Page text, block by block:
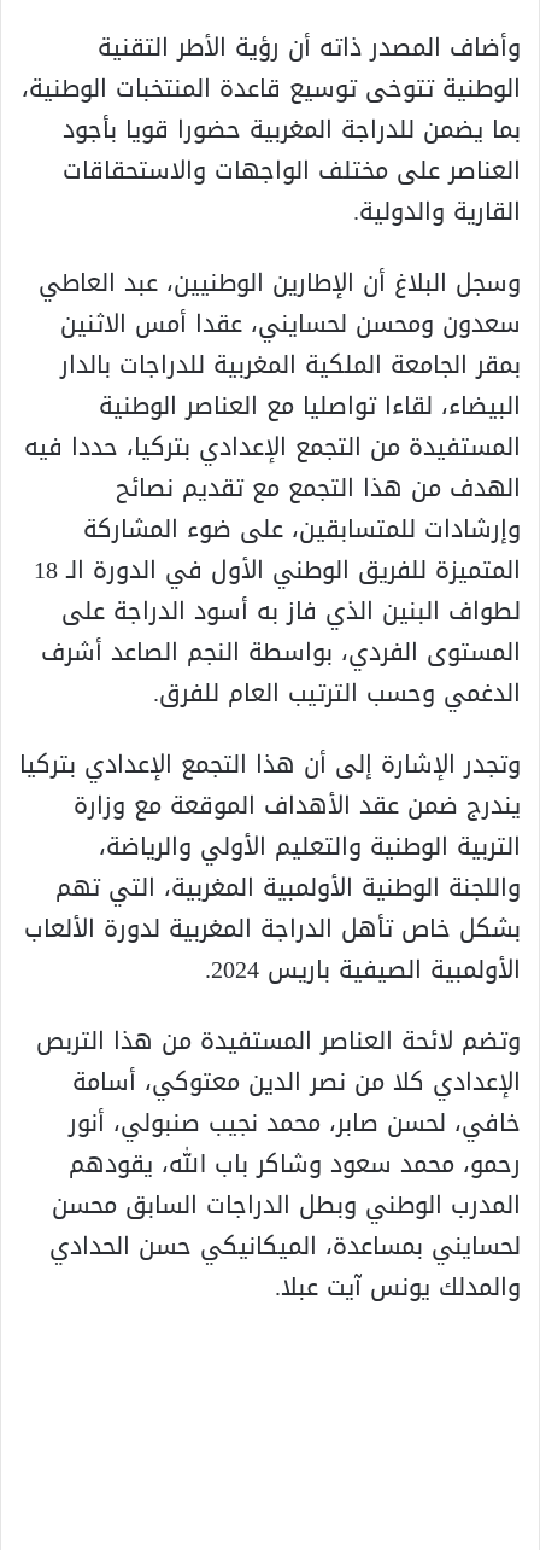
وأضاف المصدر ذاته أن رؤية الأطر التقنية
الوطنية تتوخى توسيع قاعدة المنتخبات الوطنية،
بما يضمن للدراجة المغربية حضورا قويا بأجود
العناصر على مختلف الواجهات والاستحقاقات
القارية والدولية.
وسجل البلاغ أن الإطارين الوطنيين، عبد العاطي
سعدون ومحسن لحسايني، عقدا أمس الاثنين
بمقر الجامعة الملكية المغربية للدراجات بالدار
البيضاء، لقاءا تواصليا مع العناصر الوطنية
المستفيدة من التجمع الإعدادي بتركيا، حددا فيه
الهدف من هذا التجمع مع تقديم نصائح
وإرشادات للمتسابقين، على ضوء المشاركة
المتميزة للفريق الوطني الأول في الدورة الـ 18
لطواف البنين الذي فاز به أسود الدراجة على
المستوى الفردي، بواسطة النجم الصاعد أشرف
الدغمي وحسب الترتيب العام للفرق.
وتجدر الإشارة إلى أن هذا التجمع الإعدادي بتركيا
يندرج ضمن عقد الأهداف الموقعة مع وزارة
التربية الوطنية والتعليم الأولي والرياضة،
واللجنة الوطنية الأولمبية المغربية، التي تهم
بشكل خاص تأهل الدراجة المغربية لدورة الألعاب
الأولمبية الصيفية باريس 2024.
وتضم لائحة العناصر المستفيدة من هذا التربص
الإعدادي كلا من نصر الدين معتوكي، أسامة
خافي، لحسن صابر، محمد نجيب صنبولي، أنور
رحمو، محمد سعود وشاكر باب الله، يقودهم
المدرب الوطني وبطل الدراجات السابق محسن
لحسايني بمساعدة، الميكانيكي حسن الحدادي
والمدلك يونس آيت عبلا.